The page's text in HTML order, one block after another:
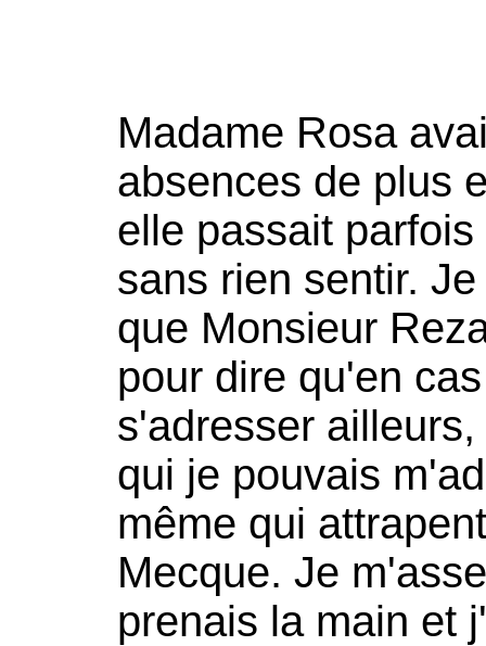
Madame Rosa
absences de plus
elle passait
sans rien sentir.
que Monsieur
pour dire qu'en
s'adresser
qui je pouvais
même qui
Mecque. Je
prenais la main et